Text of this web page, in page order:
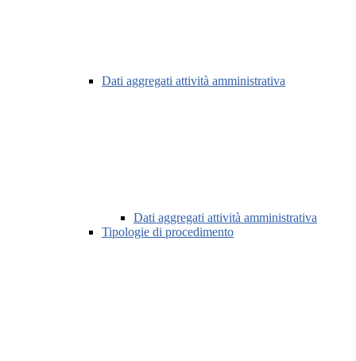
Dati aggregati attività amministrativa
Dati aggregati attività amministrativa
Tipologie di procedimento